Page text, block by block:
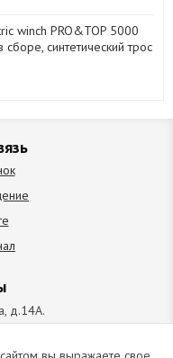
winch PRO&TOP 5000
синтетический трос
д.14А.
55